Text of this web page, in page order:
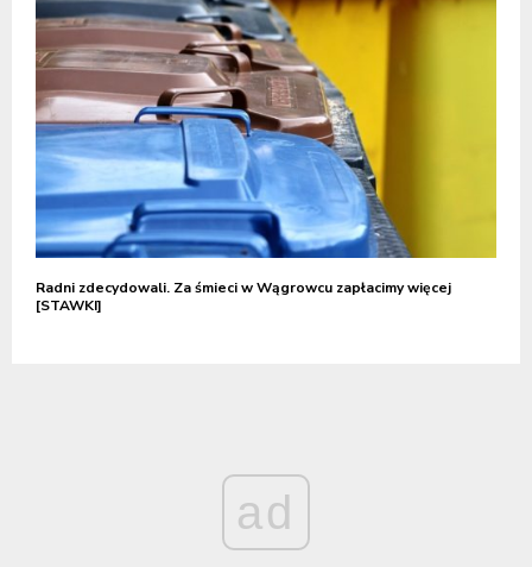
Radni zdecydowali. Za śmieci w Wągrowcu zapłacimy więcej
[STAWKI]
ad